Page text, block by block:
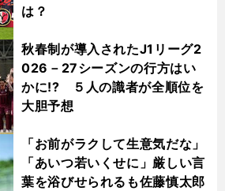
は？
秋春制が導入されたJ1リーグ2
026－27シーズンの行方はい
かに!? ５人の識者が全順位を
大胆予想
「お前がラクして生意気だな」
「あいつ若いくせに」厳しい言
葉を浴びせられるも佐藤慎太郎